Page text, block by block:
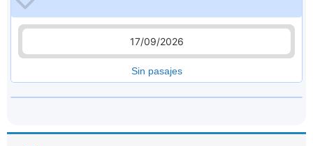
17/09/2026
Sin pasajes